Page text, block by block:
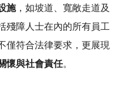
施，如坡道、寬敞走道及
殘障人士在內的所有員工
僅符合法律要求，更展現
懷與社會責任。